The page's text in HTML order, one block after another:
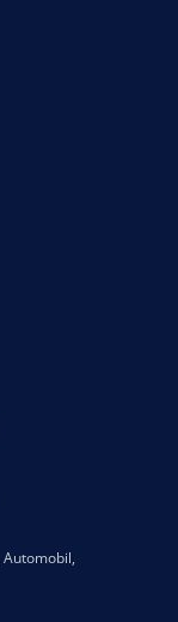
Automobil,